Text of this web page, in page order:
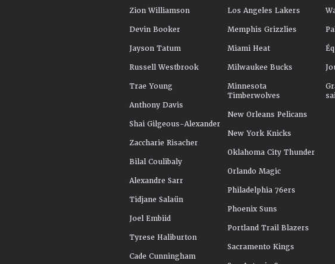
Zion Williamson
Devin Booker
Jayson Tatum
Russell Westbrook
Trae Young
Anthony Davis
Shai Gilgeous-Alexander
Zaccharie Risacher
Bilal Coulibaly
Alexandre Sarr
Tidjane Salaün
Joel Embiid
Tyrese Haliburton
Cade Cunningham
Los Angeles Lakers
Memphis Grizzlies
Miami Heat
Milwaukee Bucks
Minnesota
Timberwolves
New Orleans Pelicans
New York Knicks
Oklahoma City Thunder
Orlando Magic
Philadelphia 76ers
Phoenix Suns
Portland Trail Blazers
Sacramento Kings